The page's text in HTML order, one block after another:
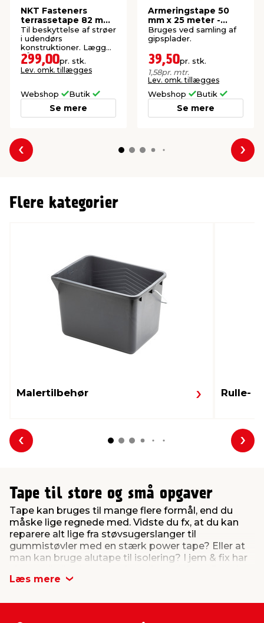
NKT Fasteners
terrassetape 82 mm
x 20 meter
Til beskyttelse af strøer
i udendørs
konstruktioner. Lægges
på underkonstruktionen
før brædder monteres.
299,00pr. stk.
Lev. omk. tillægges
Webshop Butik
Se mere
Armeringstape 50
mm x 25 meter -
LUXI®
Bruges ved samling af
gipsplader.
39,50pr. stk.
1,58pr. mtr.
Lev. omk. tillægges
Webshop Butik
Se mere
Forrige
Flere kategorier
Malertilbehør Rulle-
Forrige
Tape til store og små opgaver
Tape kan bruges til mange flere formål, end du
måske lige regnede med. Vidste du fx, at du kan
reparere alt lige fra støvsugerslanger til
gummistøvler med en stærk power tape? Eller at
man kan bruge alutape til isolering? I jem & fix har
et varieret udvalg af malertape finder du således
gaffatape. Leder du efter en ekstra holdbar tape,
Læs mere